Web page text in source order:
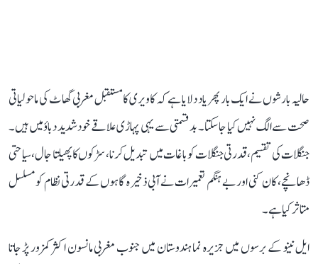
حالیہ بارشوں نے ایک بار پھر یاد دلایا ہے کہ کاویری کا مستقبل مغربی گھاٹ کی ماحولیاتی
صحت سے الگ نہیں کیا جا سکتا۔ بدقسمتی سے یہی پہاڑی علاقے خود شدید دباؤ میں ہیں۔
جنگلات کی تقسیم، قدرتی جنگلات کو باغات میں تبدیل کرنا، سڑکوں کا پھیلتا جال، سیاحتی
ڈھانچے، کان کنی اور بے ہنگم تعمیرات نے آبی ذخیرہ گاہوں کے قدرتی نظام کو مسلسل
متاثر کیا ہے۔
ایل نینو کے برسوں میں جزیرہ نما ہندوستان میں جنوب مغربی مانسون اکثر کمزور پڑ جاتا